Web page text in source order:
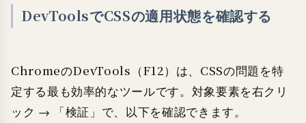
DevToolsでCSSの適用状態を確認する
ChromeのDevTools（F12）は、CSSの問題を特
定する最も効率的なツールです。対象要素を右クリ
ック → 「検証」で、以下を確認できます。